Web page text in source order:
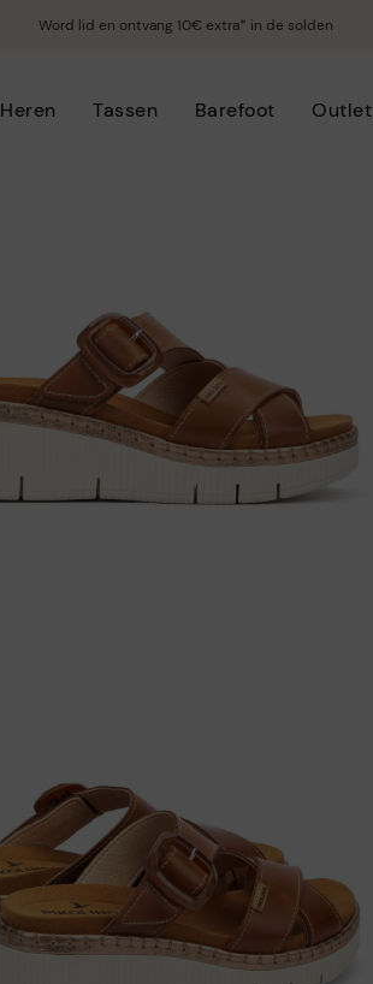
Word lid en ontvang 10€ extra* in de solden
Heren Tassen Barefoot Outlet